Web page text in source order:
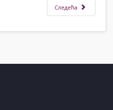
Следећа